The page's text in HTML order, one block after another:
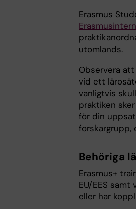
Erasmus
utomlands.
Observera
vid ett
vanligtvis
praktiken
för din
forskargrupp,
Behöriga
Erasmus+
EU/EES
eller har